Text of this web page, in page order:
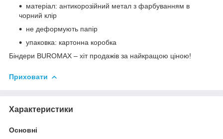
матеріал: антикорозійний метал з фарбуванням в
чорний клір
не деформують папір
упаковка: картонна коробка
Біндери BUROMAX – хіт продажів за найкращою ціною!
Приховати
Характеристики
Основні